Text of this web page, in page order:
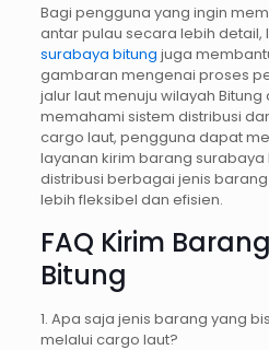
Bagi pengguna yang ingin
antar pulau secara lebih detail,
surabaya bitung juga
gambaran mengenai proses
jalur laut menuju wilayah
memahami sistem distribusi
cargo laut, pengguna dapat
layanan kirim barang
distribusi berbagai jenis
lebih fleksibel dan efisien.
FAQ Kirim
Bitung
1. Apa saja jenis barang yang
melalui cargo laut?